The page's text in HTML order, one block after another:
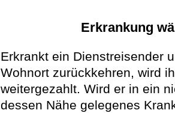
Erkrankung
Erkrankt ein Dienstreisender
Wohnort zurückkehren, wird
weitergezahlt. Wird er in ein
dessen Nähe gelegenes